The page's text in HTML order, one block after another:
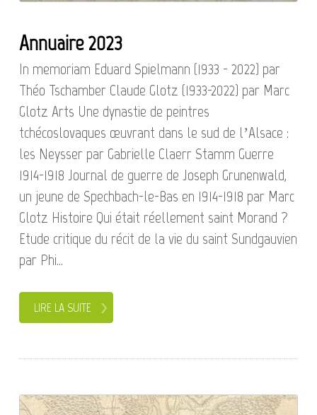
Annuaire 2023
In memoriam Eduard Spielmann (1933 - 2022) par
Théo Tschamber Claude Glotz (1933-2022) par Marc
Glotz Arts Une dynastie de peintres
tchécoslovaques œuvrant dans le sud de l’Alsace :
les Neysser par Gabrielle Claerr Stamm Guerre
1914-1918 Journal de guerre de Joseph Grunenwald,
un jeune de Spechbach-le-Bas en 1914-1918 par Marc
Glotz Histoire Qui était réellement saint Morand ?
Etude critique du récit de la vie du saint Sundgauvien
par Phi...
LIRE LA SUITE